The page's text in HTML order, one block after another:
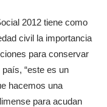
2012 tiene como
civil la importancia
para conservar
“este es un
hacemos una
para acudan